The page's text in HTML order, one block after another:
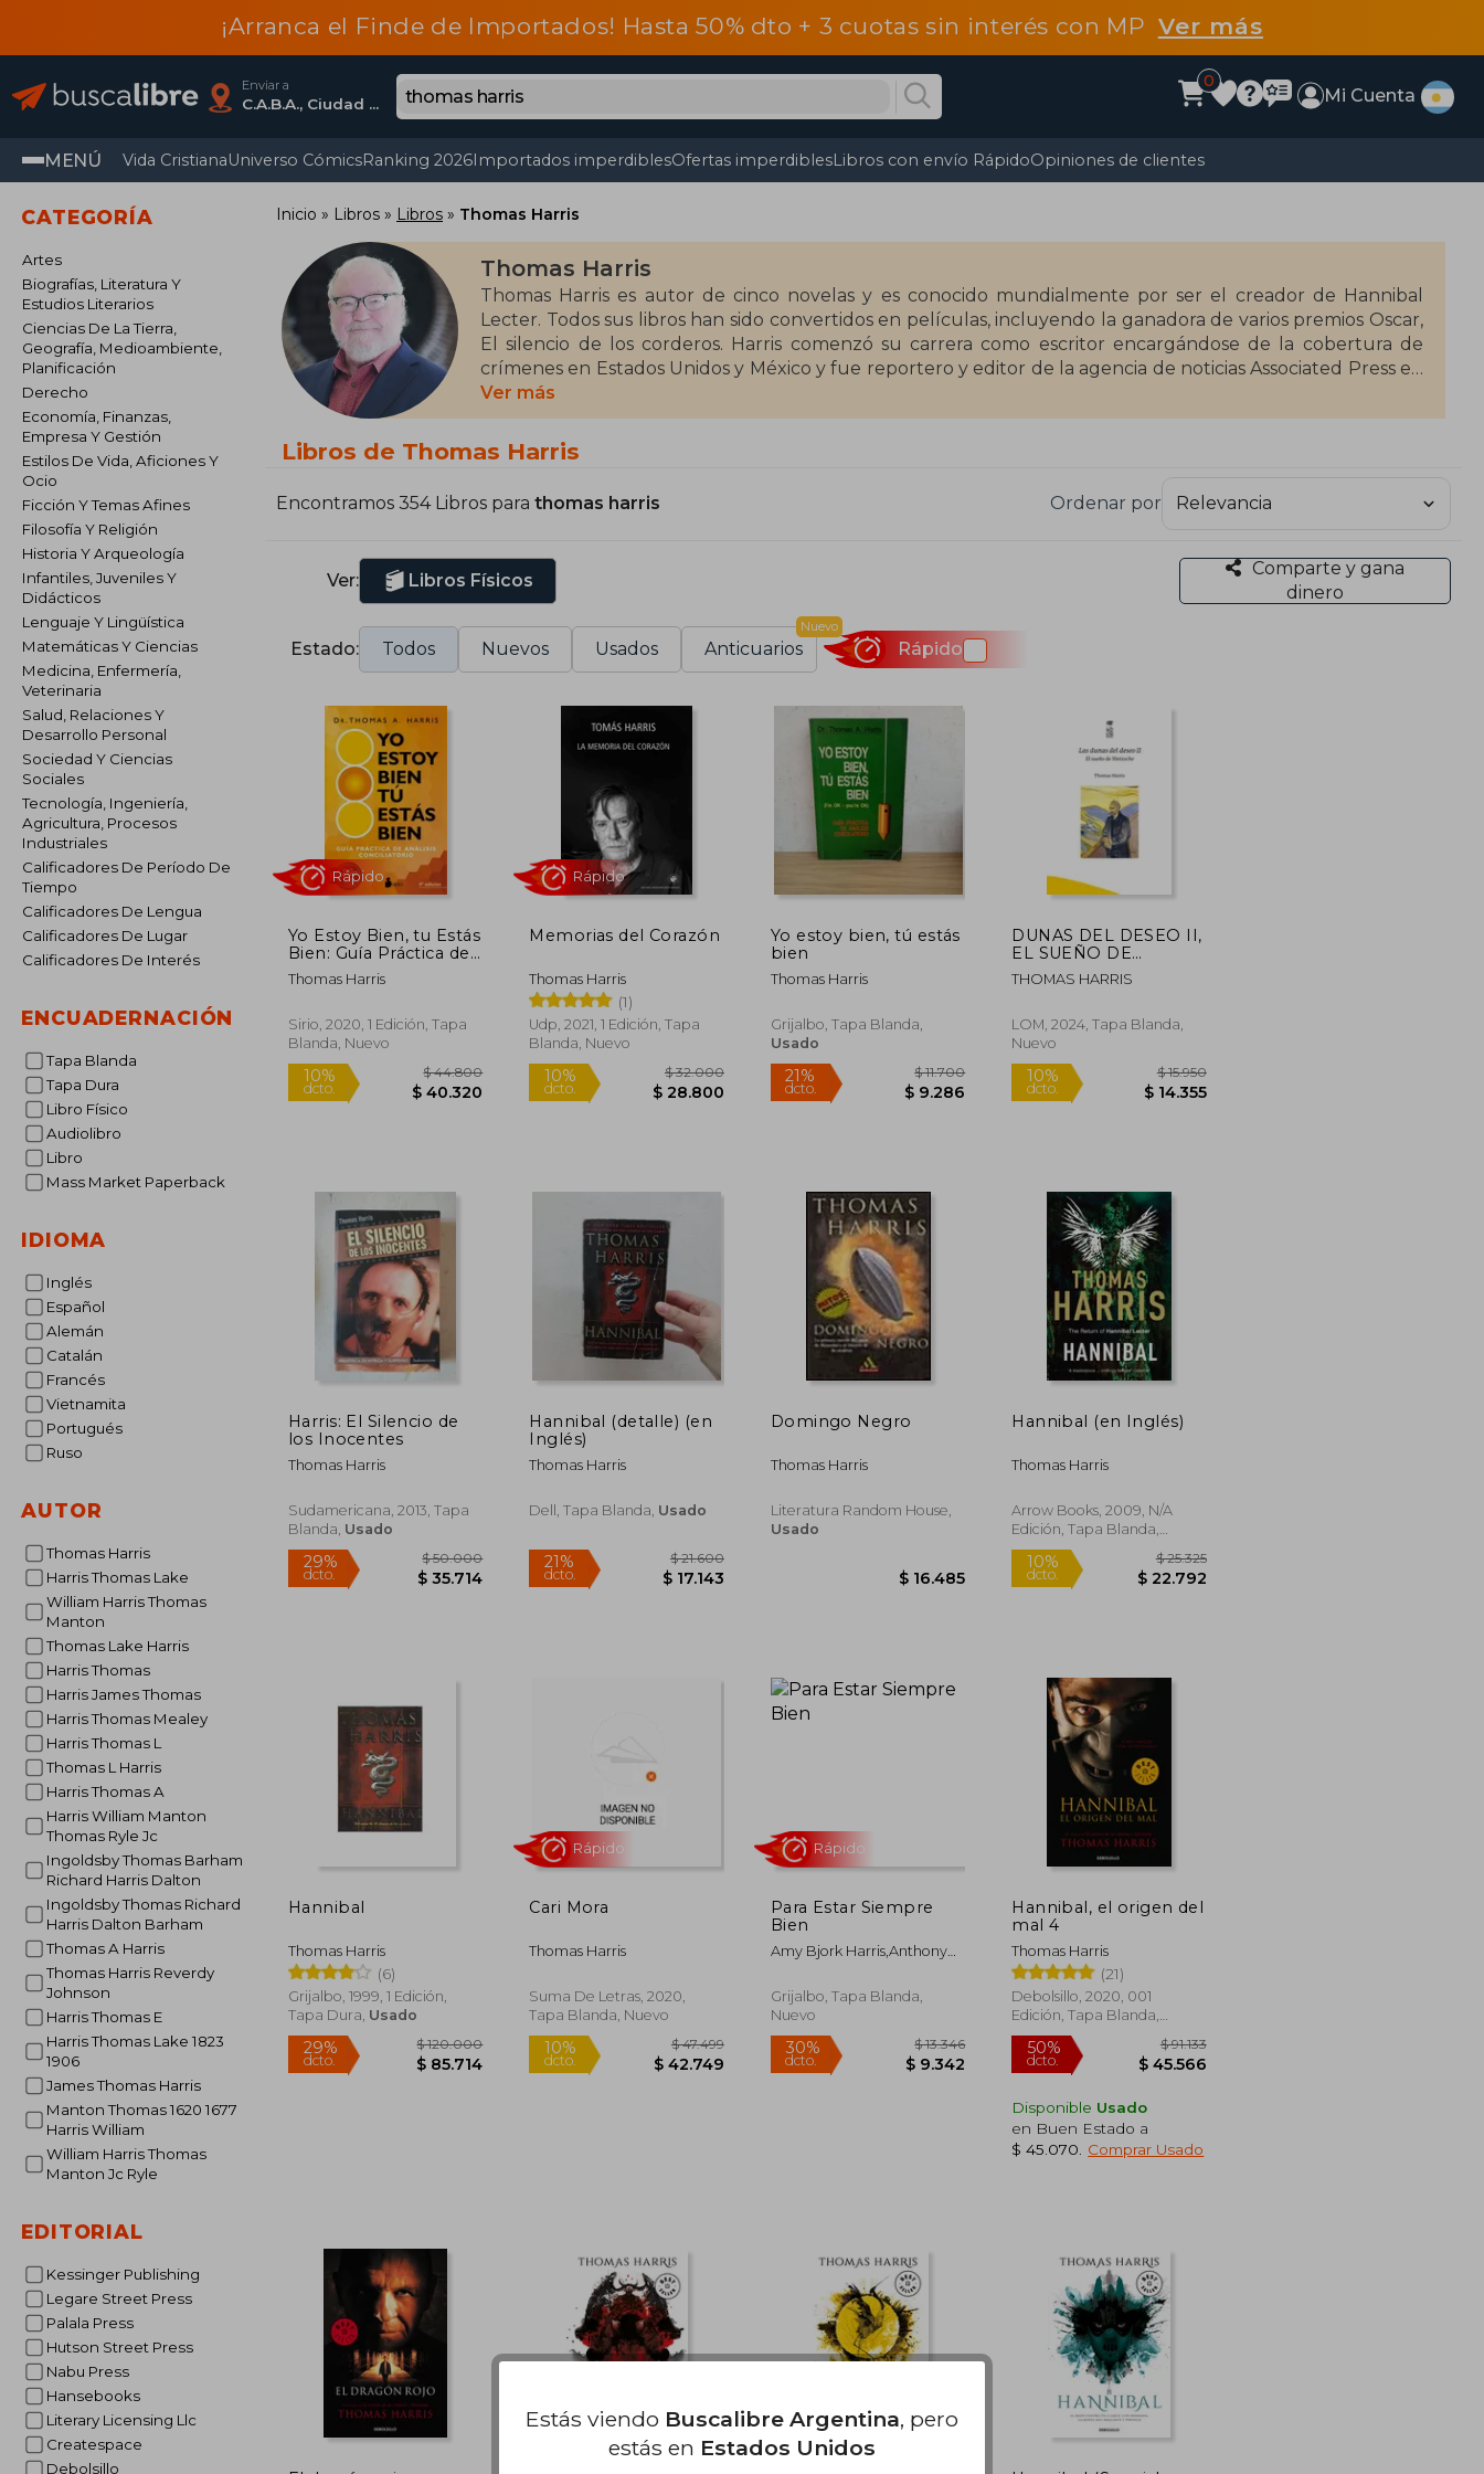
¡Arranca el Finde de Importados! Hasta 50% dto + 3 cuotas sin interés con MP Ver más
Enviar a
C.A.B.A., Ciudad Autónoma De Buenos Aires
0
Mi Cuenta
MENÚ Vida CristianaUniverso CómicsRanking 2026Importados imperdiblesOfertas imperdiblesLibros con envío RápidoOpiniones de clientes
CATEGORÍA
Artes
Biografías, Literatura Y
Estudios Literarios
Ciencias De La Tierra,
Geografía, Medioambiente,
Planificación
Derecho
Economía, Finanzas,
Empresa Y Gestión
Estilos De Vida, Aficiones Y
Ocio
Ficción Y Temas Afines
Filosofía Y Religión
Historia Y Arqueología
Infantiles, Juveniles Y
Didácticos
Lenguaje Y Lingüística
Matemáticas Y Ciencias
Medicina, Enfermería,
Veterinaria
Salud, Relaciones Y
Desarrollo Personal
Sociedad Y Ciencias
Sociales
Tecnología, Ingeniería,
Agricultura, Procesos
Industriales
Calificadores De Período De
Tiempo
Calificadores De Lengua
Calificadores De Lugar
Calificadores De Interés
ENCUADERNACIÓN
Tapa Blanda
Tapa Dura
Libro Físico
Audiolibro
Libro
Mass Market Paperback
IDIOMA
Inglés
Español
Alemán
Catalán
Francés
Vietnamita
Portugués
Ruso
AUTOR
Thomas Harris
Harris Thomas Lake
William Harris Thomas
Manton
Thomas Lake Harris
Harris Thomas
Harris James Thomas
Harris Thomas Mealey
Harris Thomas L
Thomas L Harris
Harris Thomas A
Harris William Manton
Thomas Ryle Jc
Ingoldsby Thomas Barham
Richard Harris Dalton
Ingoldsby Thomas Richard
Harris Dalton Barham
Thomas A Harris
Thomas Harris Reverdy
Johnson
Harris Thomas E
Harris Thomas Lake 1823
1906
James Thomas Harris
Manton Thomas 1620 1677
Harris William
William Harris Thomas
Manton Jc Ryle
EDITORIAL
Kessinger Publishing
Legare Street Press
Palala Press
Hutson Street Press
Nabu Press
Hansebooks
Literary Licensing Llc
Createspace
Debolsillo
Inicio Libros Libros Thomas Harris
Thomas Harris
Thomas Harris es autor de cinco novelas y es conocido mundialmente por ser el creador de Hannibal
Lecter. Todos sus libros han sido convertidos en películas, incluyendo la ganadora de varios premios Oscar,
El silencio de los corderos. Harris comenzó su carrera como escritor encargándose de la cobertura de
crímenes en Estados Unidos y México y fue reportero y editor de la agencia de noticias Associated Press en
Nueva York.
Ver más
Libros de Thomas Harris
Encontramos 354 Libros para thomas harris Ordenar por
Ver: Libros Físicos
Comparte y gana
dinero
Estado: Todos Nuevos Usados Anticuarios
Nuevo
Rápido
Yo Estoy Bien, tu Estás
Bien: Guía Práctica de
Análisis Conciliatorio
Thomas Harris
Sirio, 2020, 1 Edición, Tapa
Blanda, Nuevo
10%
dcto.
$ 44.800
Rápido
Memorias del Corazón
Thomas Harris
(1)
Udp, 2021, 1 Edición, Tapa
Blanda, Nuevo
10%
Yo estoy bien, tú estás
bien
Thomas Harris
Grijalbo, Tapa Blanda,
Usado
21%
dcto.
$ 11.700
$ 9.286
DUNAS DEL DESEO II,
EL SUEÑO DE
NIETZCHE
THOMAS HARRIS
LOM, 2024, Tapa Blanda,
Nuevo
10%
dcto.
Harris: El Silencio de
los Inocentes
Thomas Harris
Sudamericana, 2013, Tapa
Blanda, Usado
29%
dcto.
Hannibal (detalle) (en
Inglés)
Thomas Harris
Dell, Tapa Blanda, Usado
Domingo Negro
Thomas Harris
Literatura Random House,
Usado
$ 16.485
Hannibal (en Inglés)
Thomas Harris
Arrow Books, 2009, N/A
Edición, Tapa Blanda,
Nuevo
10%
dcto.
Hannibal
Thomas Harris
(6)
Grijalbo, 1999, 1 Edición,
Tapa Dura, Usado
29%
dcto.
Cari Mora
Thomas Harris
Suma De Letras, 2020,
Tapa Blanda, Nuevo
10%
dcto.
Rápido
Para Estar Siempre
Bien
Amy Bjork Harris,Anthony
Grijalbo, Tapa Blanda,
Nuevo
30%
dcto.
$ 13.346
$ 9.342
Rápido
Hannibal, el origen del
mal 4
Thomas Harris
(21)
Debolsillo, 2020, 001
Edición, Tapa Blanda,
Nuevo
50%
dcto.
Disponible Usado
en Buen Estado a
$ 45.070
Comprar Usado
Estás viendo Buscalibre Argentina, pero
estás en Estados Unidos